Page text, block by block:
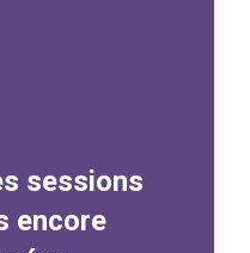
sessions
encore